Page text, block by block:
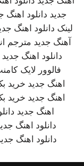
جدید دانلود اهنگ
لینک دانلود اهنگ
آهنگ جدید مترجم
دانلود اهنگ جدید
فالوور لایک
اهنگ جدید خرید
اهنگ جدید خرید
اهنگ جدید
دانلود اهنگ
دانلود اهنگ